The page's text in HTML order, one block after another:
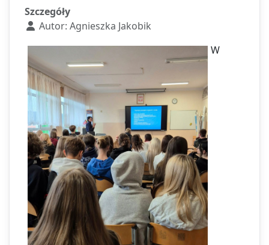
Szczegóły
Autor: Agnieszka Jakobik
W